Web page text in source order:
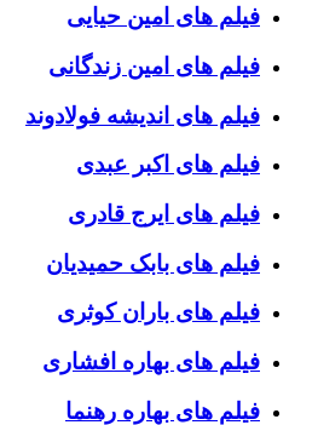
فیلم های امین حیایی
فیلم های امین زندگانی
فیلم های اندیشه فولادوند
فیلم های اکبر عبدی
فیلم های ایرج قادری
فیلم های بابک حمیدیان
فیلم های باران کوثری
فیلم های بهاره افشاری
فیلم های بهاره رهنما